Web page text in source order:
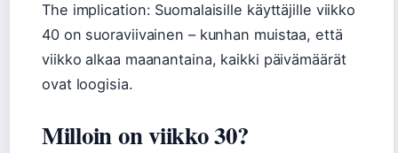
The implication: Suomalaisille käyttäjille viikko
40 on suoraviivainen – kunhan muistaa, että
viikko alkaa maanantaina, kaikki päivämäärät
ovat loogisia.
Milloin on viikko 30?